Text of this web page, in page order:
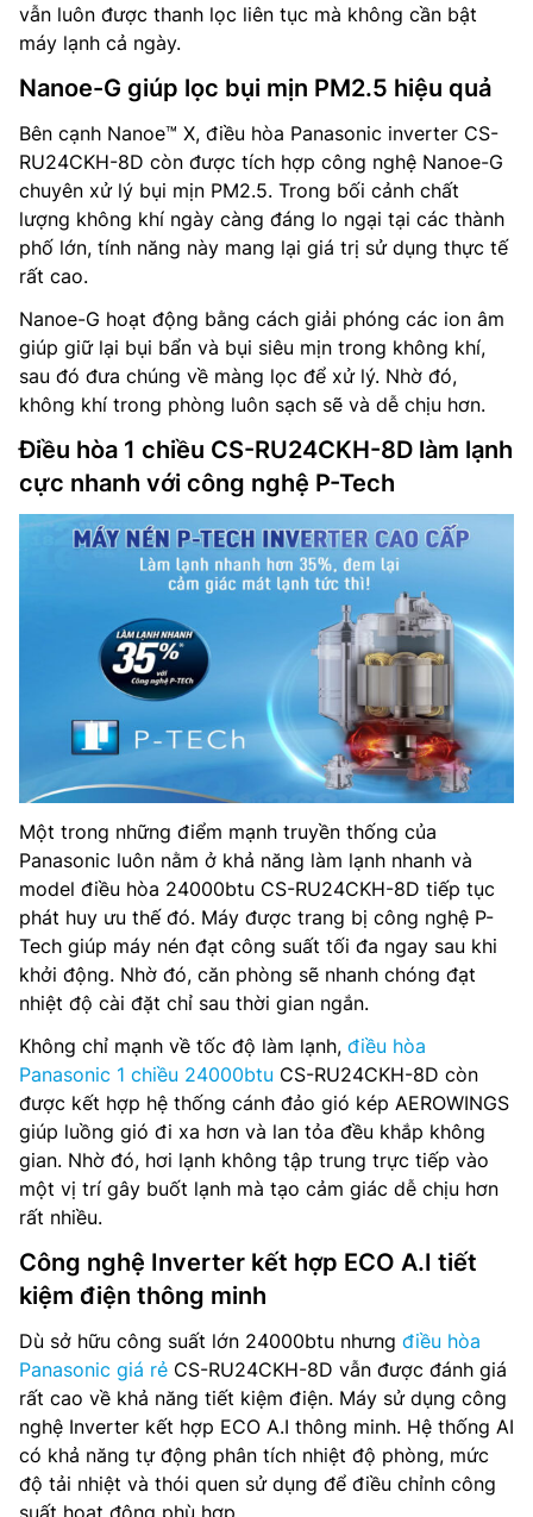
vẫn luôn được thanh lọc liên tục mà không cần bật
máy lạnh cả ngày.
Nanoe-G giúp lọc bụi mịn PM2.5 hiệu quả
Bên cạnh Nanoe™ X, điều hòa Panasonic inverter CS-
RU24CKH-8D còn được tích hợp công nghệ Nanoe-G
chuyên xử lý bụi mịn PM2.5. Trong bối cảnh chất
lượng không khí ngày càng đáng lo ngại tại các thành
phố lớn, tính năng này mang lại giá trị sử dụng thực tế
rất cao.
Nanoe-G hoạt động bằng cách giải phóng các ion âm
giúp giữ lại bụi bẩn và bụi siêu mịn trong không khí,
sau đó đưa chúng về màng lọc để xử lý. Nhờ đó,
không khí trong phòng luôn sạch sẽ và dễ chịu hơn.
Điều hòa 1 chiều CS-RU24CKH-8D làm lạnh
cực nhanh với công nghệ P-Tech
Một trong những điểm mạnh truyền thống của
Panasonic luôn nằm ở khả năng làm lạnh nhanh và
model điều hòa 24000btu CS-RU24CKH-8D tiếp tục
phát huy ưu thế đó. Máy được trang bị công nghệ P-
Tech giúp máy nén đạt công suất tối đa ngay sau khi
khởi động. Nhờ đó, căn phòng sẽ nhanh chóng đạt
nhiệt độ cài đặt chỉ sau thời gian ngắn.
Không chỉ mạnh về tốc độ làm lạnh, điều hòa
Panasonic 1 chiều 24000btu CS-RU24CKH-8D còn
được kết hợp hệ thống cánh đảo gió kép AEROWINGS
giúp luồng gió đi xa hơn và lan tỏa đều khắp không
gian. Nhờ đó, hơi lạnh không tập trung trực tiếp vào
một vị trí gây buốt lạnh mà tạo cảm giác dễ chịu hơn
rất nhiều.
Công nghệ Inverter kết hợp ECO A.I tiết
kiệm điện thông minh
Dù sở hữu công suất lớn 24000btu nhưng điều hòa
Panasonic giá rẻ CS-RU24CKH-8D vẫn được đánh giá
rất cao về khả năng tiết kiệm điện. Máy sử dụng công
nghệ Inverter kết hợp ECO A.I thông minh. Hệ thống AI
có khả năng tự động phân tích nhiệt độ phòng, mức
độ tải nhiệt và thói quen sử dụng để điều chỉnh công
suất hoạt động phù hợp.